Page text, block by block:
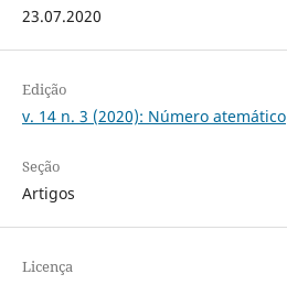
23.07.2020
Edição
v. 14 n. 3 (2020): Número atemático
Seção
Artigos
Licença